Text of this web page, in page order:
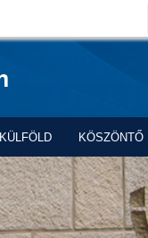
KÜLFÖLD KÖSZÖNTŐ